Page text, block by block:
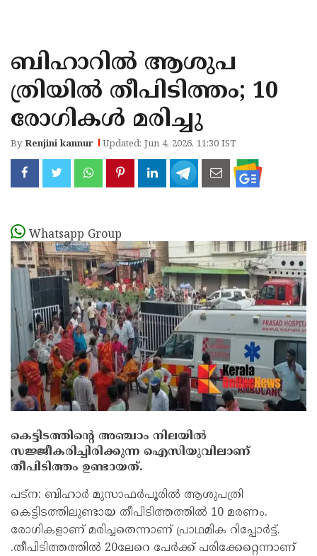
KANNUR
KASARAGOD
ബിഹാറില്‍ ആശുപ
ത്രിയില്‍ തീപിടിത്തം; 10
രോഗികള്‍ മരിച്ചു
ByRenjini kannur Updated: Jun 4, 2026, 11:30 IST
Whatsapp Group
കെട്ടിടത്തിന്റെ അഞ്ചാം നിലയില്‍
സജ്ജീകരിച്ചിരിക്കുന്ന ഐസിയുവിലാണ്
തീപിടിത്തം ഉണ്ടായത്.
പട്‌ന: ബിഹാര്‍ മുസാഫര്‍പൂരില്‍ ആശുപത്രി
കെട്ടിടത്തിലുണ്ടായ തീപിടിത്തത്തില്‍ 10 മരണം.
രോഗികളാണ് മരിച്ചതെന്നാണ് പ്രാഥമിക റിപ്പോര്‍ട്ട്.
.തീപിടിത്തത്തില്‍ 20ലേറെ പേര്‍ക്ക് പരിക്കേറ്റെന്നാണ്